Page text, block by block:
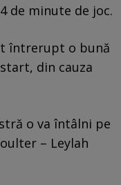
de minute de joc.
întrerupt o bună
din cauza
o va întâlni pe
– Leylah